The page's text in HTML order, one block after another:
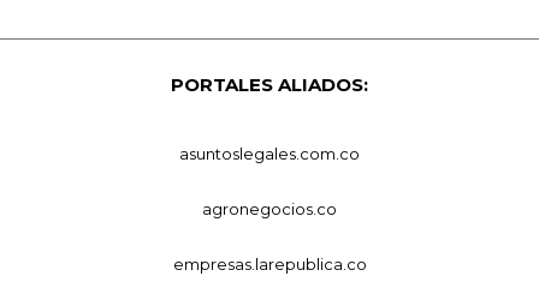
PORTALES ALIADOS:
asuntoslegales.com.co
agronegocios.co
empresas.larepublica.co